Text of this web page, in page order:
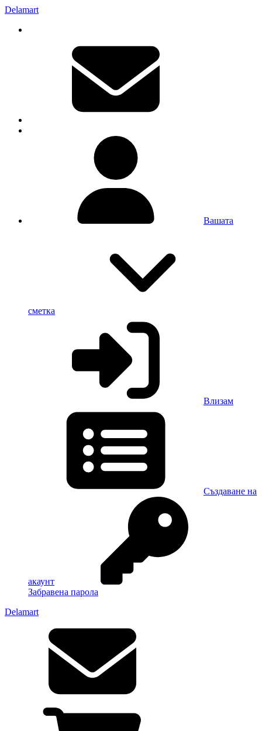
Delamart
Вашата
сметка
Влизам
Създаване на
акаунт
Забравена парола
Delamart